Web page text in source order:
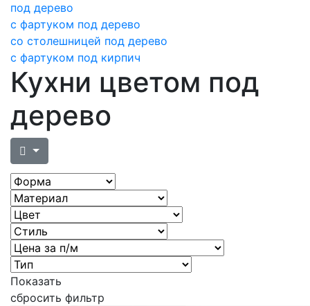
под дерево
с фартуком под дерево
со столешницей под дерево
с фартуком под кирпич
Кухни цветом под
дерево
Показать
сбросить фильтр